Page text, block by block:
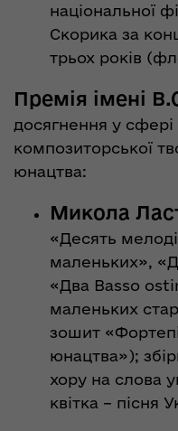
національної
Скорика за
трьох років
Премія імені
досягнення у
композиторської
юнацтва:
Микола
«Десять
маленьких»,
«Два Basso
маленьких
зошит
юнацтва»);
хору на слова
квітка – пісня